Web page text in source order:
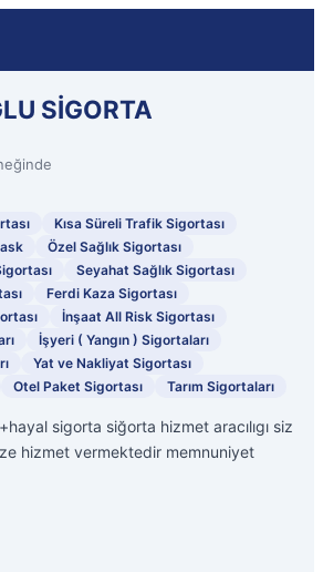
SİGORTA
Kısa Süreli Trafik Sigortası
Özel Sağlık Sigortası
Seyahat Sağlık Sigortası
Ferdi Kaza Sigortası
İnşaat All Risk Sigortası
İşyeri ( Yangın ) Sigortaları
Yat ve Nakliyat Sigortası
Otel Paket Sigortası Tarım Sigortaları
sigorta siğorta hizmet aracılıgı siz
hizmet vermektedir memnuniyet